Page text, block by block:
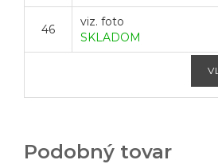
46
viz. foto
SKLADOM
Podobný tovar